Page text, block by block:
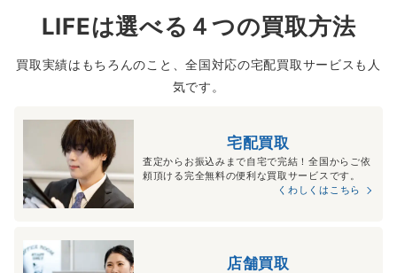
LIFEは選べる４つの買取方法
買取実績はもちろんのこと、全国対応の宅配買取サービスも人
気です。
宅配買取
査定からお振込みまで自宅で完結！全国からご依
頼頂ける完全無料の便利な買取サービスです。
くわしくはこちら
店舗買取